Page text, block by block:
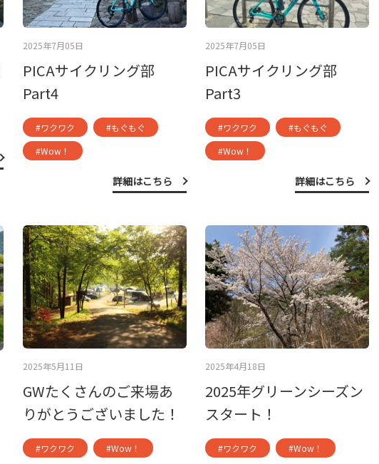
2025年7月05日
PICAサイクリング部
Part4
#ワクワク
#もぐもぐ
#Wow！
詳細はこちら
2025年7月05日
PICAサイクリング部
Part3
#ワクワク
#もぐもぐ
#Wow！
詳細はこちら
2025年5月11日
GWたくさんのご来場あ
りがとうございました！
#ワクワク #Wow！
2025年4月18日
2025年グリーンシーズン
スタート！
#ワクワク #Wow！